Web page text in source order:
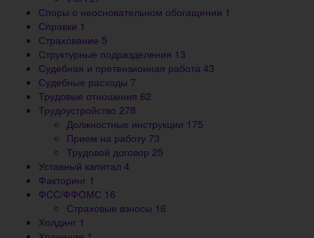
Споры о неосновательном обогащении 1
Справки 1
Страхование 5
Структурные подразделения 13
Судебная и претензионная работа 43
Судебные расходы 7
Трудовые отношения 62
Трудоустройство 278
Должностные инструкции 175
Прием на работу 73
Трудовой договор 25
Уставный капитал 4
Факторинг 1
ФСС/ФФОМС 16
Страховые взносы 16
Холдинг 1